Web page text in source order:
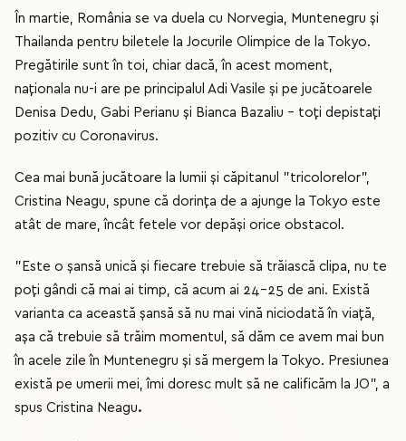
În martie, România se va duela cu Norvegia, Muntenegru și
Thailanda pentru biletele la Jocurile Olimpice de la Tokyo.
Pregătirile sunt în toi, chiar dacă, în acest moment,
naționala nu-i are pe principalul Adi Vasile și pe jucătoarele
Denisa Dedu, Gabi Perianu și Bianca Bazaliu – toți depistați
pozitiv cu Coronavirus.
Cea mai bună jucătoare la lumii și căpitanul ”tricolorelor”,
Cristina Neagu, spune că dorința de a ajunge la Tokyo este
atât de mare, încât fetele vor depăși orice obstacol.
”Este o șansă unică și fiecare trebuie să trăiască clipa, nu te
poți gândi că mai ai timp, că acum ai 24-25 de ani. Există
varianta ca această șansă să nu mai vină niciodată în viață,
așa că trebuie să trăim momentul, să dăm ce avem mai bun
în acele zile în Muntenegru și să mergem la Tokyo. Presiunea
există pe umerii mei, îmi doresc mult să ne calificăm la JO”, a
spus Cristina Neagu.